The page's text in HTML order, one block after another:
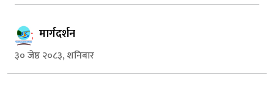
मार्गदर्शन
३० जेष्ठ २०८३, शनिबार